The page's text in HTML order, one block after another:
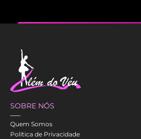
SOBRE NÓS
Quem Somos
Política de Privacidade